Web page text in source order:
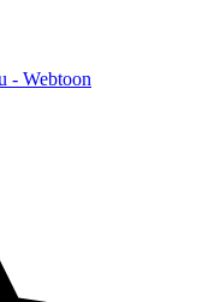
- Webtoon